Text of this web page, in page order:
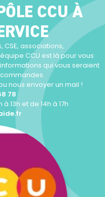
CCU À
CSE, associations,
CCU est là pour vous
qui vous seraient
nous envoyer un mail !
78
13h et de 14h à 17h